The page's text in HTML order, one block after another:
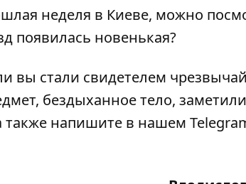
неделя в Киеве, можно
появилась новенькая?
вы стали свидетелем
бездыханное тело,
также напишите в нашем